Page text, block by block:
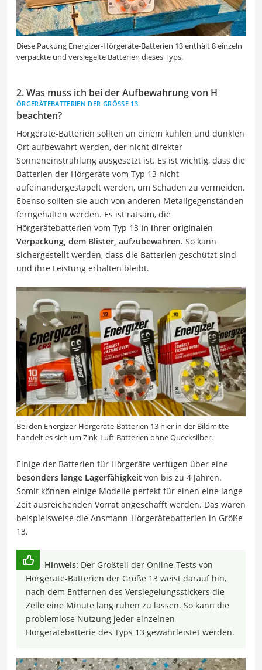
Diese Packung Energizer-Hörgeräte-Batterien 13 enthält 8 einzeln
verpackte und versiegelte Batterien dieses Typs.
2. Was muss ich bei der Aufbewahrung von H
ÖRGERÄTEBATTERIEN DER GRÖSSE 13
beachten?
Hörgeräte-Batterien sollten an einem kühlen und dunklen
Ort aufbewahrt werden, der nicht direkter
Sonneneinstrahlung ausgesetzt ist. Es ist wichtig, dass die
Batterien der Hörgeräte vom Typ 13 nicht
aufeinandergestapelt werden, um Schäden zu vermeiden.
Ebenso sollten sie auch von anderen Metallgegenständen
ferngehalten werden. Es ist ratsam, die
Hörgerätebatterien vom Typ 13 in ihrer originalen
Verpackung, dem Blister, aufzubewahren. So kann
sichergestellt werden, dass die Batterien geschützt sind
und ihre Leistung erhalten bleibt.
Bei den Energizer-Hörgeräte-Batterien 13 hier in der Bildmitte
handelt es sich um Zink-Luft-Batterien ohne Quecksilber.
Einige der Batterien für Hörgeräte verfügen über eine
besonders lange Lagerfähigkeit von bis zu 4 Jahren.
Somit können einige Modelle perfekt für einen eine lange
Zeit ausreichenden Vorrat angeschafft werden. Das wären
beispielsweise die Ansmann-Hörgerätebatterien in Größe
13.
Hinweis: Der Großteil der Online-Tests von
Hörgeräte-Batterien der Größe 13 weist darauf hin,
nach dem Entfernen des Versiegelungsstickers die
Zelle eine Minute lang ruhen zu lassen. So kann die
problemlose Nutzung jeder einzelnen
Hörgerätebatterie des Typs 13 gewährleistet werden.